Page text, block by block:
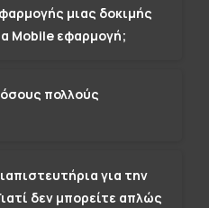
μιας δοκιμής
Mobile εφαρμογή;
πολλούς
για την
δεν μπορείτε απλώς